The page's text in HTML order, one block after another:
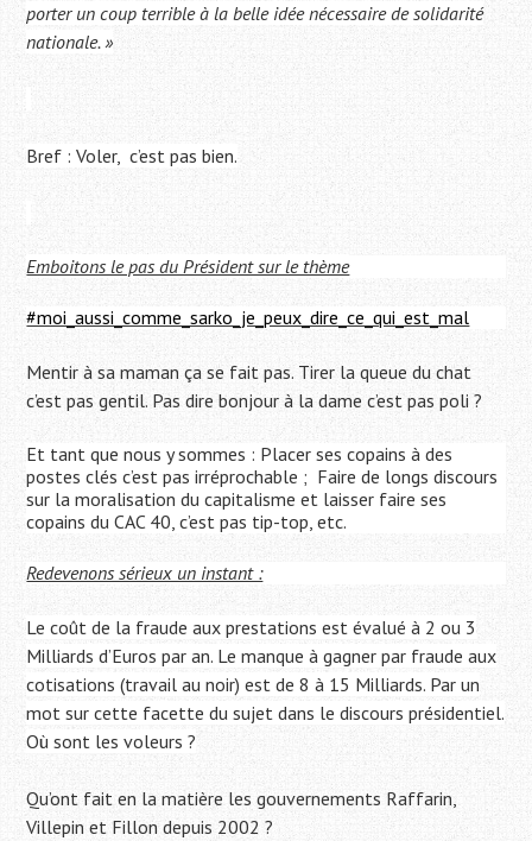
porter un coup terrible à la belle idée nécessaire de solidarité
nationale. »
Bref : Voler, c’est pas bien.
Emboitons le pas du Président sur le thème
#moi_aussi_comme_sarko_je_peux_dire_ce_qui_est_mal
Mentir à sa maman ça se fait pas. Tirer la queue du chat
c’est pas gentil. Pas dire bonjour à la dame c’est pas poli ?
Et tant que nous y sommes : Placer ses copains à des
postes clés c’est pas irréprochable ; Faire de longs discours
sur la moralisation du capitalisme et laisser faire ses
copains du CAC 40, c’est pas tip-top, etc.
Redevenons sérieux un instant :
Le coût de la fraude aux prestations est évalué à 2 ou 3
Milliards d’Euros par an. Le manque à gagner par fraude aux
cotisations (travail au noir) est de 8 à 15 Milliards. Par un
mot sur cette facette du sujet dans le discours présidentiel.
Où sont les voleurs ?
Qu’ont fait en la matière les gouvernements Raffarin,
Villepin et Fillon depuis 2002 ?